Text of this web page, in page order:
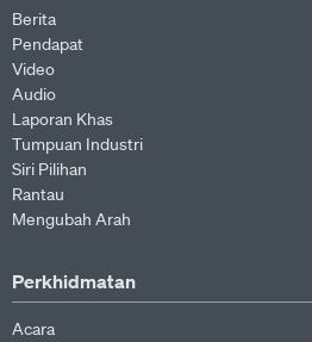
Berita
Pendapat
Video
Audio
Laporan Khas
Tumpuan Industri
Siri Pilihan
Rantau
Mengubah Arah
Perkhidmatan
Acara